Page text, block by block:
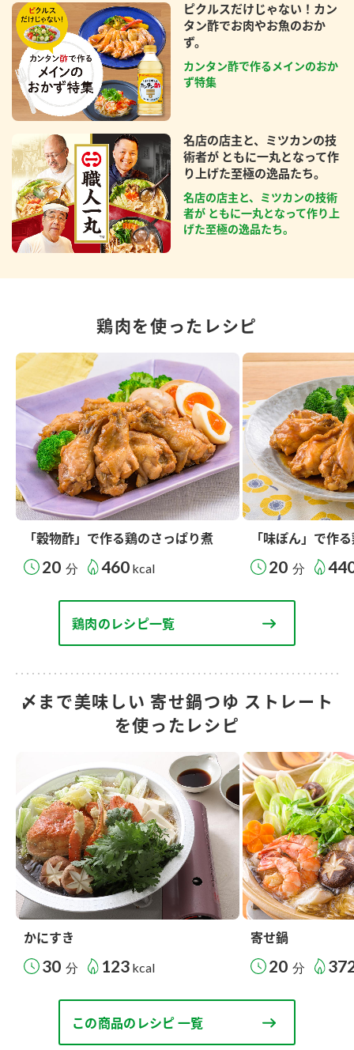
ピクルスだけじゃない！カン
タン酢でお肉やお魚のおか
ず。
カンタン酢で作るメインのおか
ず特集
名店の店主と、ミツカンの技
術者が ともに一丸となって作
り上げた至極の逸品たち。
名店の店主と、ミツカンの技術
者が ともに一丸となって作り上
げた至極の逸品たち。
鶏肉を使ったレシピ
「穀物酢」で作る鶏のさっぱり煮
20 分 460 kcal
「味ぽん」で作
20 分
鶏肉のレシピ一覧
〆まで美味しい 寄せ鍋つゆ ストレート
を使ったレシピ
かにすき
30 分 123 kcal
寄せ鍋
20 分
この商品のレシピ 一覧